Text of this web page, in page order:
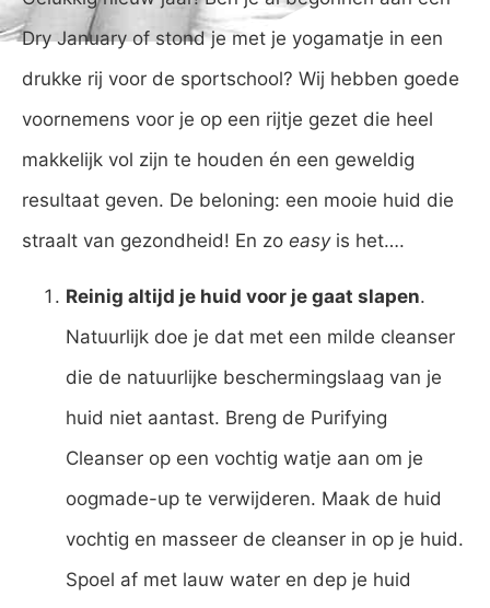
Dry January of stond je met je yogamatje in een
drukke rij voor de sportschool? Wij hebben goede
voornemens voor je op een rijtje gezet die heel
makkelijk vol zijn te houden én een geweldig
resultaat geven. De beloning: een mooie huid die
straalt van gezondheid! En zo easyis het….
Reinig altijd je huid voor je gaat slapen.
Natuurlijk doe je dat met een milde cleanser
die de natuurlijke beschermingslaag van je
huid niet aantast. Breng de Purifying
Cleanser op een vochtig watje aan om je
oogmade-up te verwijderen. Maak de huid
vochtig en masseer de cleanser in op je huid.
Spoel af met lauw water en dep je huid